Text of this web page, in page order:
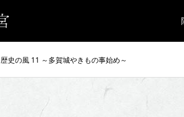
歴史の風 11 ～多賀城やきもの事始め～